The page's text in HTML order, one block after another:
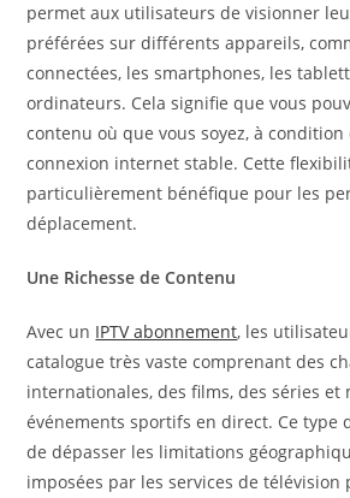
permet aux utilisateurs de visionner
préférées sur différents appareils,
connectées, les smartphones, les
ordinateurs. Cela signifie que vous
contenu où que vous soyez, à condition
connexion internet stable. Cette
particulièrement bénéfique pour les
déplacement.
Une Richesse de Contenu
Avec un IPTV abonnement, les
catalogue très vaste comprenant des
internationales, des films, des séries et
événements sportifs en direct. Ce type
de dépasser les limitations
imposées par les services de télévision